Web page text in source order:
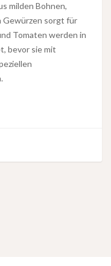
milden Bohnen,
Gewürzen sorgt für
Tomaten werden in
bevor sie mit